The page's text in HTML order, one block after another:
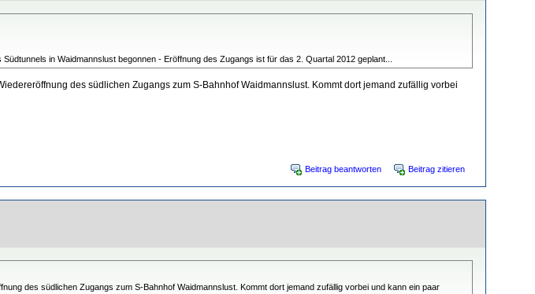
in Waidmannslust begonnen - Eröffnung des Zugangs ist für das 2. Quartal 2012 geplant...
des südlichen Zugangs zum S-Bahnhof Waidmannslust. Kommt dort jemand zufällig vorbei
Beitrag beantworten Beitrag zitieren
des südlichen Zugangs zum S-Bahnhof Waidmannslust. Kommt dort jemand zufällig vorbei und kann ein paar